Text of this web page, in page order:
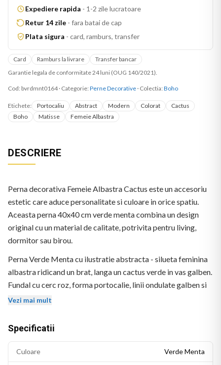
Expediere rapida - 1-2 zile lucratoare
Retur 14 zile - fara batai de cap
Plata sigura - card, ramburs, transfer
Card Ramburs la livrare
Transfer bancar
Garantie legala de conformitate 24 luni (OUG 140/2021).
Cod: bvrdmnt0164· Categorie: Perne Decorative · Colectia: Boho
Etichete: Portocaliu Abstract Modern Colorat
Cactus
Boho
Matisse Femeie Albastra
DESCRIERE
Perna decorativa Femeie Albastra Cactus este un accesoriu
estetic care aduce personalitate si culoare in orice spatiu.
Aceasta perna 40x40 cm verde menta combina un design
original cu un material de calitate, potrivita pentru living,
dormitor sau birou.
Perna Verde Menta cu ilustratie abstracta - silueta feminina
albastra ridicand un brat, langa un cactus verde in vas galben.
Fundal cu cerc roz, forma portocalie, linii ondulate galben si
forme albastre inchis. Stil flat grafic contemporan. Logo
Vezi mai mult
Specificatii
Culoare Verde Menta